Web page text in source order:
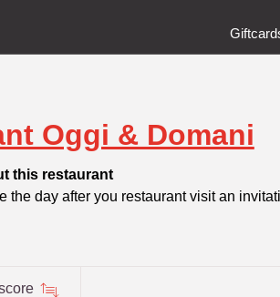
Oggi & Domani
this restaurant
the day after you restaurant visit an